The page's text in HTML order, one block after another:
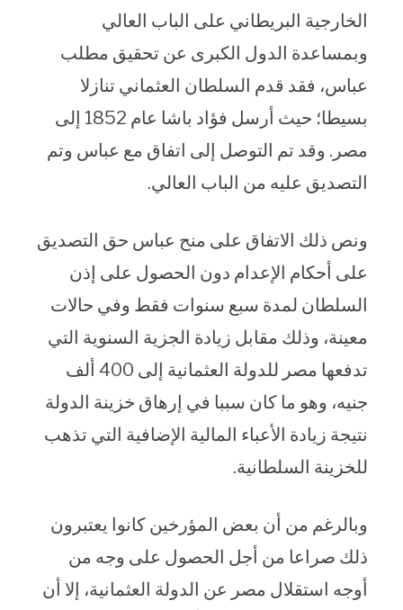
الخارجية البريطاني على الباب العالي
وبمساعدة الدول الكبرى عن تحقيق مطلب
عباس، فقد قدم السلطان العثماني تنازلا
بسيطا؛ حيث أرسل فؤاد باشا عام 1852 إلى
مصر. وقد تم التوصل إلى اتفاق مع عباس وتم
التصديق عليه من الباب العالي.
ونص ذلك الاتفاق على منح عباس حق التصديق
على أحكام الإعدام دون الحصول على إذن
السلطان لمدة سبع سنوات فقط وفي حالات
معينة، وذلك مقابل زيادة الجزية السنوية التي
تدفعها مصر للدولة العثمانية إلى 400 ألف
جنيه، وهو ما كان سببا في إرهاق خزينة الدولة
نتيجة زيادة الأعباء المالية الإضافية التي تذهب
للخزينة السلطانية.
وبالرغم من أن بعض المؤرخين كانوا يعتبرون
ذلك صراعا من أجل الحصول على وجه من
أوجه استقلال مصر عن الدولة العثمانية، إلا أن